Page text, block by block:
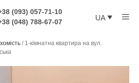
(093) 057-71-10
(048) 788-67-07
UA
/ 1-кімнатна квартира на вул.